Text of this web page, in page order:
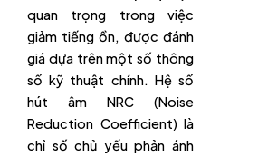
quan trọng trong việc
giảm tiếng ồn, được đánh
giá dựa trên một số thông
số kỹ thuật chính. Hệ số
hút âm NRC (Noise
Reduction Coefficient) là
chỉ số chủ yếu phản ánh